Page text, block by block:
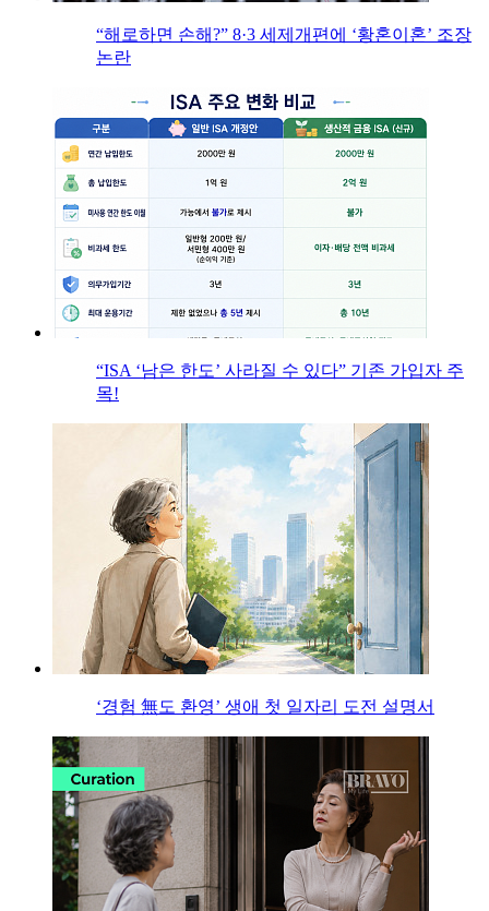
“해로하면 손해?” 8·3 세제개편에 ‘황혼이혼’ 조장
논란
“ISA ‘남은 한도’ 사라질 수 있다” 기존 가입자 주
목!
‘경험 無도 환영’ 생애 첫 일자리 도전 설명서